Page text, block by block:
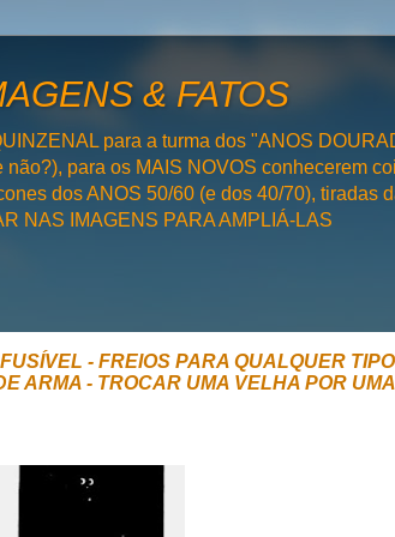
& FATOS
para a turma dos "ANOS
para os MAIS NOVOS conhecerem
dos ANOS 50/60 (e dos 40/70), tiradas
NAS IMAGENS PARA AMPLIÁ-LAS
- FREIOS PARA QUALQUER TIPO
ARMA - TROCAR UMA VELHA POR UMA